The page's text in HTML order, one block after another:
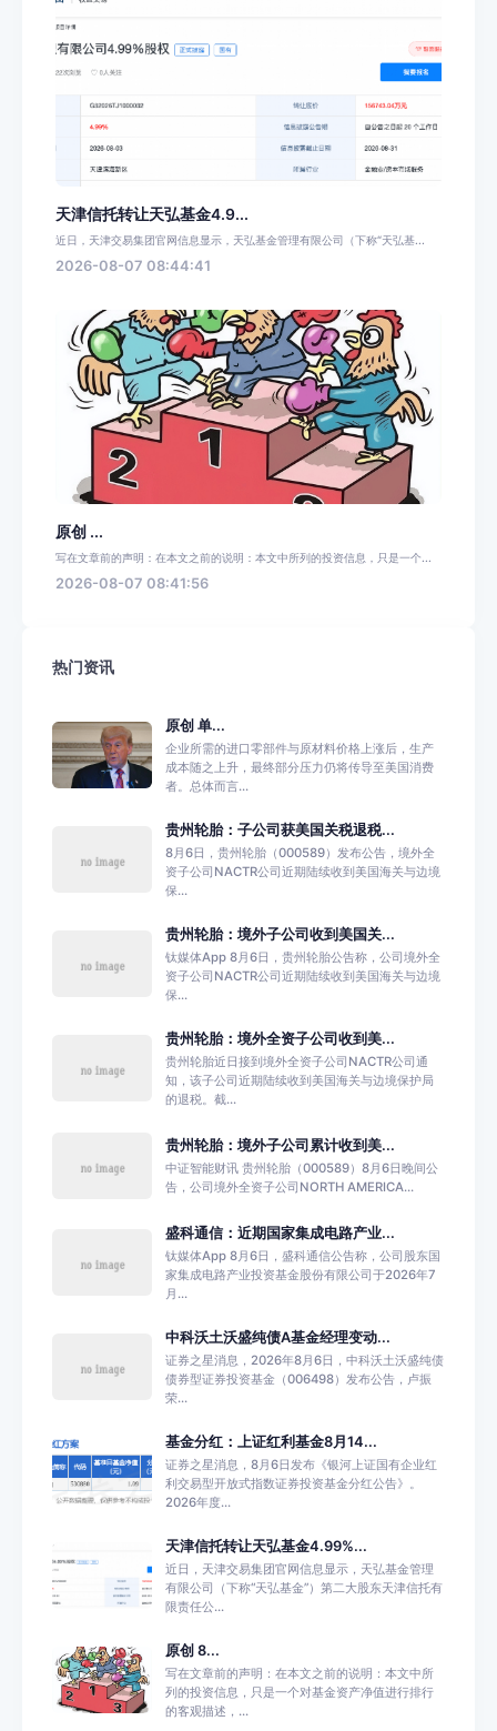
天津信托转让天弘基金4.9...
近日，天津交易集团官网信息显示，天弘基金管理有限公司（下称“天弘基...
2026-08-07 08:44:41
原创 ...
写在文章前的声明：在本文之前的说明：本文中所列的投资信息，只是一个...
2026-08-07 08:41:56
热门资讯
原创 单...
企业所需的进口零部件与原材料价格上涨后，生产
成本随之上升，最终部分压力仍将传导至美国消费
者。总体而言...
贵州轮胎：子公司获美国关税退税...
8月6日，贵州轮胎（000589）发布公告，境外全
资子公司NACTR公司近期陆续收到美国海关与边境
保...
贵州轮胎：境外子公司收到美国关...
钛媒体App 8月6日，贵州轮胎公告称，公司境外全
资子公司NACTR公司近期陆续收到美国海关与边境
保...
贵州轮胎：境外全资子公司收到美...
贵州轮胎近日接到境外全资子公司NACTR公司通
知，该子公司近期陆续收到美国海关与边境保护局
的退税。截...
贵州轮胎：境外子公司累计收到美...
中证智能财讯 贵州轮胎（000589）8月6日晚间公
告，公司境外全资子公司NORTH AMERICA...
盛科通信：近期国家集成电路产业...
钛媒体App 8月6日，盛科通信公告称，公司股东国
家集成电路产业投资基金股份有限公司于2026年7
月...
中科沃土沃盛纯债A基金经理变动...
证券之星消息，2026年8月6日，中科沃土沃盛纯债
债券型证券投资基金（006498）发布公告，卢振
荣...
基金分红：上证红利基金8月14...
证券之星消息，8月6日发布《银河上证国有企业红
利交易型开放式指数证券投资基金分红公告》。
2026年度...
天津信托转让天弘基金4.99%...
近日，天津交易集团官网信息显示，天弘基金管理
有限公司（下称“天弘基金”）第二大股东天津信托有
限责任公...
原创 8...
写在文章前的声明：在本文之前的说明：本文中所
列的投资信息，只是一个对基金资产净值进行排行
的客观描述，...